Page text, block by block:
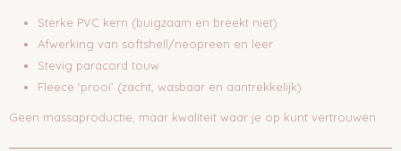
Sterke PVC kern (buigzaam en breekt niet)
Afwerking van softshell/neopreen en leer
Stevig paracord touw
Fleece ‘prooi’ (zacht, wasbaar en aantrekkelijk)
Geen massaproductie, maar kwaliteit waar je op kunt vertrouwen